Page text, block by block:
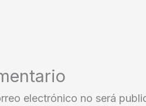
electrónico no será